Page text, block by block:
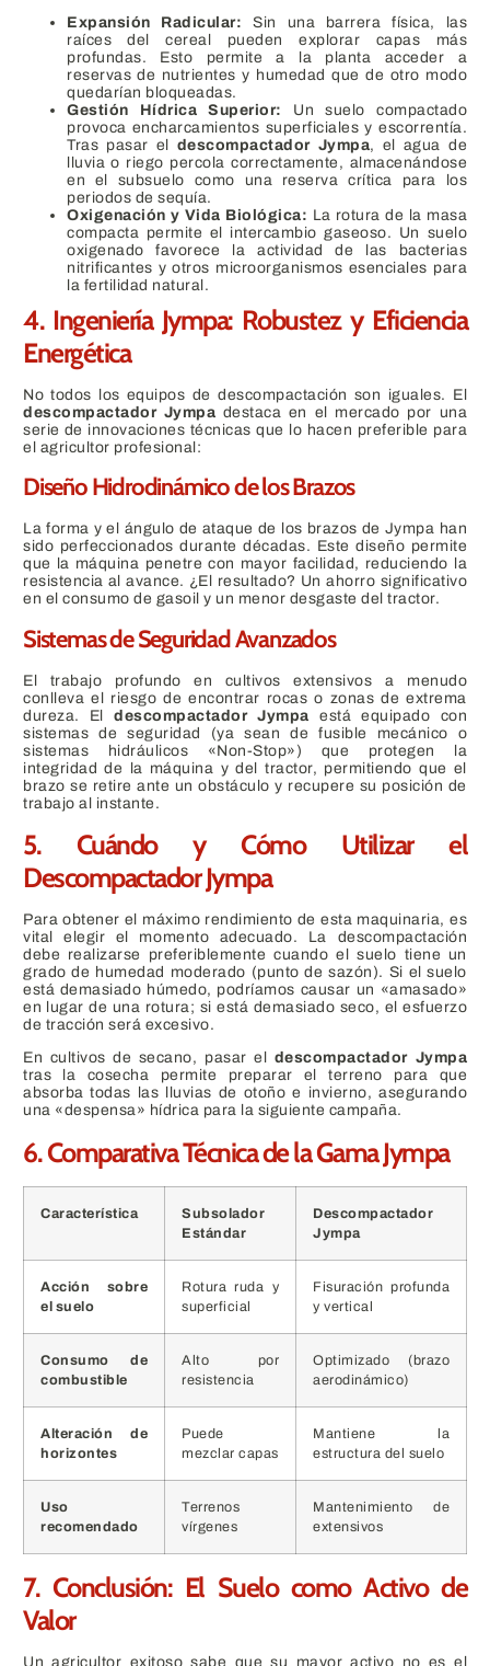
Expansión Radicular: Sin una barrera física, las
raíces del cereal pueden explorar capas más
profundas. Esto permite a la planta acceder a
reservas de nutrientes y humedad que de otro modo
quedarían bloqueadas.
Gestión Hídrica Superior:
Un suelo compactado
provoca encharcamientos superficiales y escorrentía.
Tras pasar el descompactador Jympa, el agua de
lluvia o riego percola correctamente, almacenándose
en el subsuelo como una reserva crítica para los
periodos de sequía.
Oxigenación y Vida Biológica: La rotura de la masa
compacta permite el intercambio gaseoso. Un suelo
oxigenado favorece la actividad de las bacterias
nitrificantes y otros microorganismos esenciales para
la fertilidad natural.
4. Ingeniería Jympa: Robustez y Eficiencia
Energética
No todos los equipos de descompactación son iguales. El
descompactador Jympa destaca en el mercado por una
serie de innovaciones técnicas que lo hacen preferible para
el agricultor profesional:
Diseño Hidrodinámico de los Brazos
La forma y el ángulo de ataque de los brazos de Jympa han
sido perfeccionados durante décadas. Este diseño permite
que la máquina penetre con mayor facilidad, reduciendo la
resistencia al avance. ¿El resultado? Un ahorro significativo
en el consumo de gasoil y un menor desgaste del tractor.
Sistemas de Seguridad Avanzados
El trabajo profundo en cultivos extensivos a menudo
conlleva el riesgo de encontrar rocas o zonas de extrema
dureza. El descompactador Jympa está equipado con
sistemas de seguridad (ya sean de fusible mecánico o
sistemas hidráulicos «Non-Stop») que protegen la
integridad de la máquina y del tractor, permitiendo que el
brazo se retire ante un obstáculo y recupere su posición de
trabajo al instante.
5. Cuándo y Cómo Utilizar el
Descompactador Jympa
Para obtener el máximo rendimiento de esta maquinaria, es
vital elegir el momento adecuado. La descompactación
debe realizarse preferiblemente cuando el suelo tiene un
grado de humedad moderado (punto de sazón). Si el suelo
está demasiado húmedo, podríamos causar un «amasado»
en lugar de una rotura; si está demasiado seco, el esfuerzo
de tracción será excesivo.
En cultivos de secano, pasar el descompactador Jympa
tras la cosecha permite preparar el terreno para que
absorba todas las lluvias de otoño e invierno, asegurando
una «despensa» hídrica para la siguiente campaña.
6. Comparativa Técnica de la Gama Jympa
Característica
Subsolador
Estándar
Descompactador
Jympa
Acción sobre
el suelo
Rotura ruda y
superficial
Fisuración profunda
y vertical
Consumo de
combustible
Alto por
resistencia
Optimizado (brazo
aerodinámico)
Alteración de
horizontes
Puede
mezclar capas
Mantiene la
estructura del suelo
Uso
recomendado
Terrenos
vírgenes
Mantenimiento de
extensivos
7. Conclusión: El Suelo como Activo de
Valor
Un agricultor exitoso sabe que su mayor activo no es el